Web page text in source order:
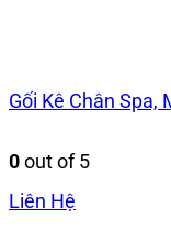
Gối Kê Chân
0out of 5
Liên Hệ